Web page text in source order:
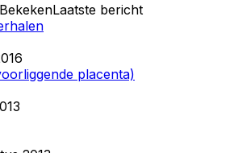
BekekenLaatste bericht
placenta)